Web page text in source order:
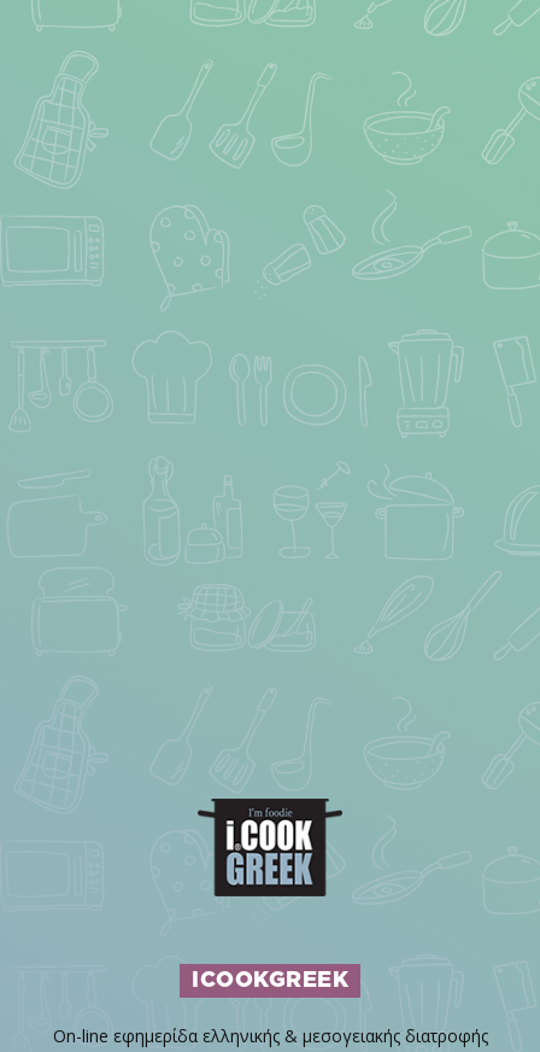
ICOOKGREEK
On-line εφημερίδα ελληνικής & μεσογειακής διατροφής